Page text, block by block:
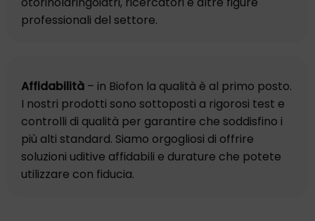
professionali del settore.
Affidabilità– in Biofon la qualità è al primo posto.
I nostri prodotti sono sottoposti a rigorosi test e
controlli di qualità per garantire che soddisfino i
più alti standard. Siamo orgogliosi di offrire
soluzioni uditive affidabili e durature che potete
utilizzare con fiducia.